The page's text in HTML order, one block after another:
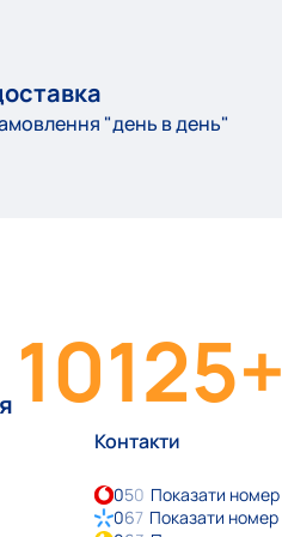
"день в день"
10125+
Контакти
050 Показати номер
067 Показати номер